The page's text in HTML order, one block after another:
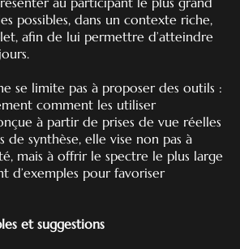
possibles, dans un contexte riche,
afin de lui permettre d’atteindre
se limite pas à proposer des outils :
comment les utiliser
à partir de prises de vue réelles
de synthèse, elle vise non pas à
mais à offrir le spectre le plus large
d’exemples pour favoriser
et suggestions